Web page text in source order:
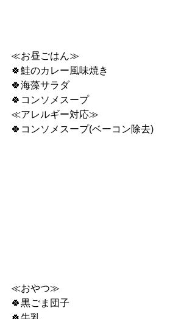
≪お昼ごはん≫
🍀鮭のカレー風味焼き
🍀海藻サラダ
🍀コンソメスープ
≪アレルギー対応≫
🍀コンソメスープ(ベーコン除去)
≪おやつ≫
🍀黒ごま団子